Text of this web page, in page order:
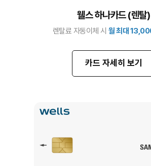
웰스 하나카드 (렌탈)
렌탈료 자동이체 시 월 최대
카드 자세히 보기